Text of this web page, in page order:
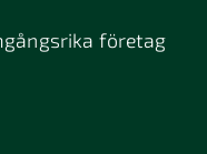
företag